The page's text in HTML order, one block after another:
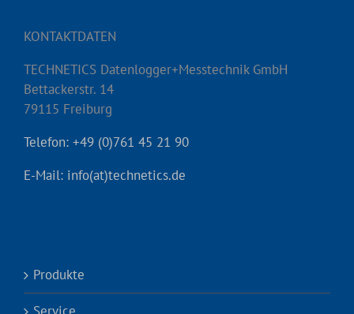
KONTAKTDATEN
TECHNETICS Datenlogger+Messtechnik GmbH
Bettackerstr. 14
79115 Freiburg
Telefon: +49 (0)761 45 21 90
E-Mail: info(at)technetics.de
Produkte